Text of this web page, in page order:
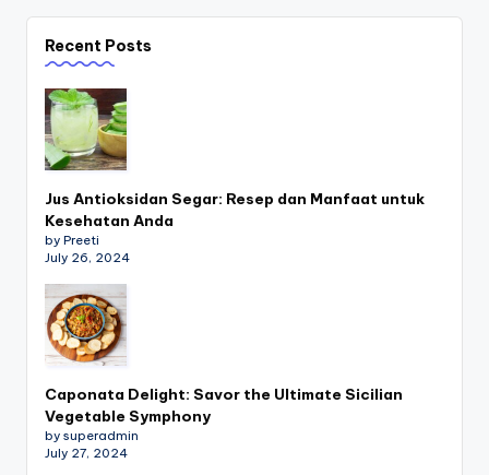
Recent Posts
Jus Antioksidan Segar: Resep dan Manfaat untuk
Kesehatan Anda
by Preeti
July 26, 2024
Caponata Delight: Savor the Ultimate Sicilian
Vegetable Symphony
by superadmin
July 27, 2024